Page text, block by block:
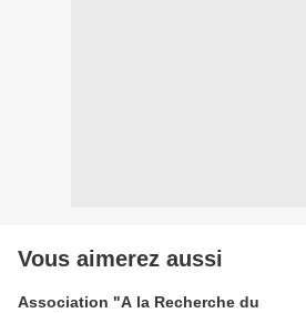
Vous aimerez aussi
Association "A la Recherche du